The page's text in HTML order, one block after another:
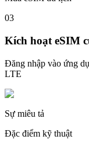
03
Kích hoạt eSIM
Đăng nhập vào ứng
LTE
Sự miêu tả
Đặc điểm kỹ thuật